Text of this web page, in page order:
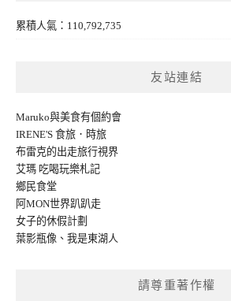
累積人氣：110,792,735
友站連結
Maruko與美食有個約會
IRENE'S 食旅．時旅
布雷克的出走旅行視界
艾瑪 吃喝玩樂札記
鄉民食堂
阿MON世界趴趴走
女子的休假計劃
葉影瓶像 、 我是東湖人
請尊重著作權